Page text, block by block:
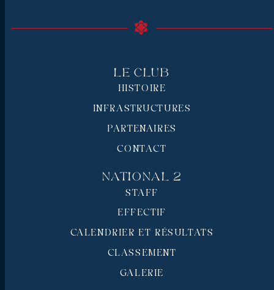
Le Club
HISTOIRE
INFRASTRUCTURES
PARTENAIRES
CONTACT
National 2
STAFF
EFFECTIF
CALENDRIER ET RÉSULTATS
CLASSEMENT
GALERIE